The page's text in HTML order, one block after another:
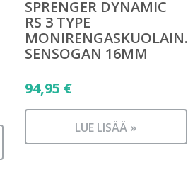
SPRENGER DYNAMIC
RS 3 TYPE
MONIRENGASKUOLAIN.
SENSOGAN 16MM
94,95 €
LUE LISÄÄ »